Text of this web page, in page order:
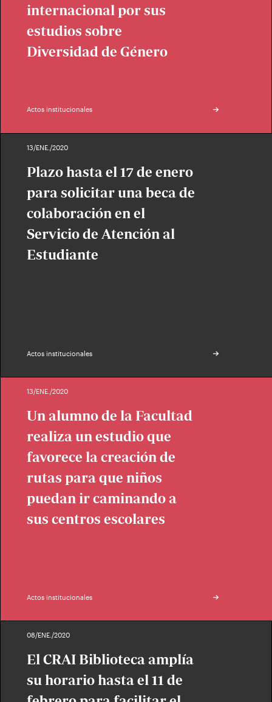
internacional por sus
estudios sobre
Diversidad de Género
Actos institucionales
13/ENE./2020
Plazo hasta el 17 de enero
para solicitar una beca de
colaboración en el
Servicio de Atención al
Estudiante
Actos institucionales
13/ENE./2020
Un alumno de la Facultad
realiza un estudio que
favorece la creación de
rutas para que niños
puedan ir caminando a
sus centros escolares
Actos institucionales
08/ENE./2020
El CRAI Biblioteca amplía
su horario hasta el 11 de